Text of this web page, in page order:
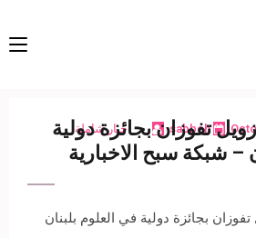
sabbeh اخبار شاملة
تفوزان بجائزة دولية
– شبكة سبح الاخبارية